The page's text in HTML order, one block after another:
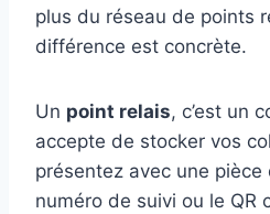
plus du réseau de points
différence est concrète.
Un point relais, c’est un
accepte de stocker vos
présentez avec une pièce
numéro de suivi ou le QR